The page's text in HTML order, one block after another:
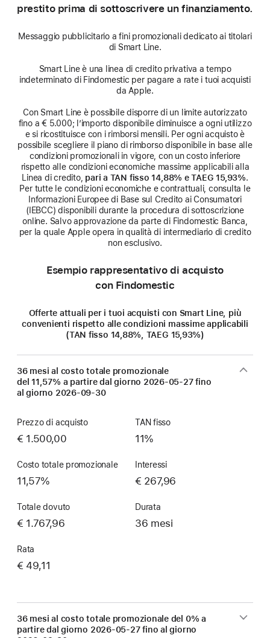
prestito prima di sottoscrivere un finanziamento.
Messaggio pubblicitario a fini promozionali dedicato ai titolari
di Smart Line.
Smart Line è una linea di credito privativa a tempo
indeterminato di Findomestic per pagare a rate i tuoi acquisti
da Apple.
Con Smart Line è possibile disporre di un limite autorizzato
fino a € 5.000; l’importo disponibile diminuisce a ogni utilizzo
e si ricostituisce con i rimborsi mensili. Per ogni acquisto è
possibile scegliere il piano di rimborso disponibile in base alle
condizioni promozionali in vigore, con un costo inferiore
rispetto alle condizioni economiche massime applicabili alla
Linea di credito, pari a TAN fisso 14,88% e TAEG 15,93%.
Per tutte le condizioni economiche e contrattuali, consulta le
Informazioni Europee di Base sul Credito ai Consumatori
(IEBCC) disponibili durante la procedura di sottoscrizione
online. Salvo approvazione da parte di Findomestic Banca,
per la quale Apple opera in qualità di intermediario di credito
non esclusivo.
Esempio rappresentativo di acquisto
con Findomestic
Offerte attuali per i tuoi acquisti con Smart Line, più
convenienti rispetto alle condizioni massime applicabili
(TAN fisso 14,88%, TAEG 15,93%)
36 mesi al costo totale promozionale
del 11,57% a partire dal giorno 2026-05-27fino
al giorno 2026-09-30
Prezzo di acquisto
€ 1.500,00
TAN fisso
11%
Costo totale promozionale
11,57%
Interessi
€ 267,96
Totale dovuto
€ 1.767,96
Durata
36 mesi
Rata
€ 49,11
36 mesi al costo totale promozionale del 0% a
partire dal giorno 2026-05-27fino al giorno